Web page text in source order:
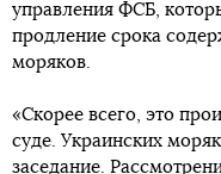
управления ФСБ,
продление срока
моряков.
«Скорее всего, это
суде. Украинских
заседание.